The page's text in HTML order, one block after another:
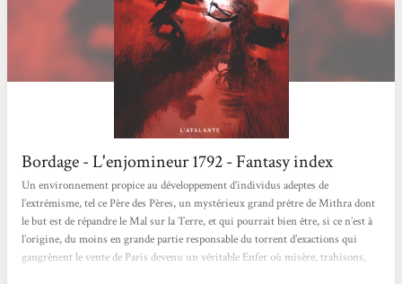
Bordage - L'enjomineur 1792 - Fantasy index
Un environnement propice au développement d’individus adeptes de
l’extrémisme, tel ce Père des Pères, un mystérieux grand prêtre de Mithra dont
le but est de répandre le Mal sur la Terre, et qui pourrait bien être, si ce n’est à
l’origine, du moins en grande partie responsable du torrent d’exactions qui
gangrènent le vente de Paris devenu un véritable Enfer où misère, trahisons,